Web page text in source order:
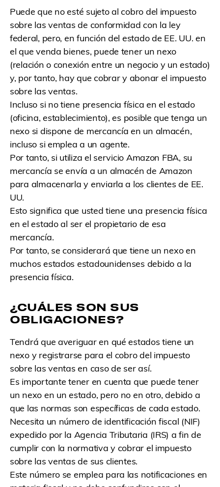
Puede que no esté sujeto al cobro del impuesto
sobre las ventas de conformidad con la ley
federal, pero, en función del estado de EE. UU. en
el que venda bienes, puede tener un nexo
(relación o conexión entre un negocio y un estado)
y, por tanto, hay que cobrar y abonar el impuesto
sobre las ventas.
Incluso si no tiene presencia física en el estado
(oficina, establecimiento), es posible que tenga un
nexo si dispone de mercancía en un almacén,
incluso si emplea a un agente.
Por tanto, si utiliza el servicio Amazon FBA, su
mercancía se envía a un almacén de Amazon
para almacenarla y enviarla a los clientes de EE.
UU.
Esto significa que usted tiene una presencia física
en el estado al ser el propietario de esa
mercancía.
Por tanto, se considerará que tiene un nexo en
muchos estados estadounidenses debido a la
presencia física.
¿CUÁLES SON SUS
OBLIGACIONES?
Tendrá que averiguar en qué estados tiene un
nexo y registrarse para el cobro del impuesto
sobre las ventas en caso de ser así.
Es importante tener en cuenta que puede tener
un nexo en un estado, pero no en otro, debido a
que las normas son específicas de cada estado.
Necesita un número de identificación fiscal (NIF)
expedido por la Agencia Tributaria (IRS) a fin de
cumplir con la normativa y cobrar el impuesto
sobre las ventas de sus clientes.
Este número se emplea para las notificaciones en